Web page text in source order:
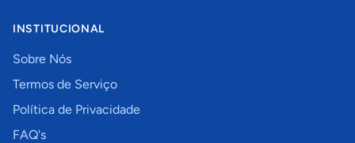
INSTITUCIONAL
Sobre Nós
Termos de Serviço
Política de Privacidade
FAQ's